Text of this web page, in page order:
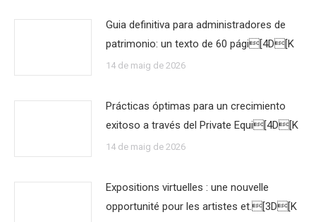
Guia definitiva para administradores de
patrimonio: un texto de 60 pági[4D[K
14 de maig de 2026
Prácticas óptimas para un crecimiento
exitoso a través del Private Equi[4D[K
14 de maig de 2026
Expositions virtuelles : une nouvelle
opportunité pour les artistes et.[3D[K